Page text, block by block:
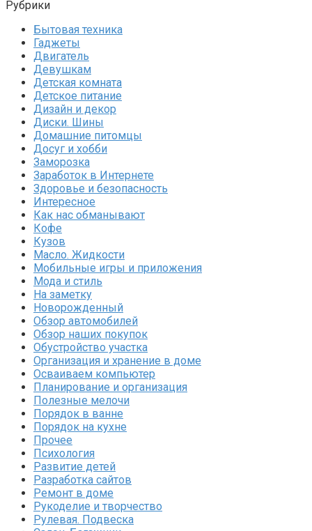
Рубрики
Бытовая техника
Гаджеты
Двигатель
Девушкам
Детская комната
Детское питание
Дизайн и декор
Диски. Шины
Домашние питомцы
Досуг и хобби
Заморозка
Заработок в Интернете
Здоровье и безопасность
Интересное
Как нас обманывают
Кофе
Кузов
Масло. Жидкости
Мобильные игры и приложения
Мода и стиль
На заметку
Новорожденный
Обзор автомобилей
Обзор наших покупок
Обустройство участка
Организация и хранение в доме
Осваиваем компьютер
Планирование и организация
Полезные мелочи
Порядок в ванне
Порядок на кухне
Прочее
Психология
Развитие детей
Разработка сайтов
Ремонт в доме
Рукоделие и творчество
Рулевая. Подвеска